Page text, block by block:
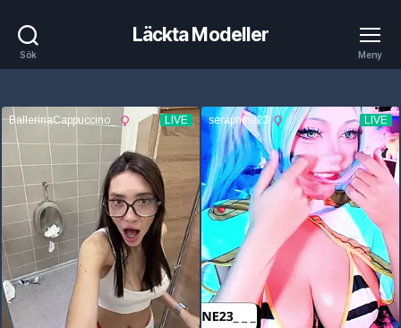
Sök
Läckta Modeller
Meny